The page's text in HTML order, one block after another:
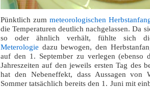
Pünktlich zum meteorologischen
die Temperaturen deutlich nachgelassen. Da
so oder ähnlich verhält, fühlte sich
Meterologie dazu bewogen, den
auf den 1. September zu verlegen (ebenso
Jahreszeiten auf den jeweils ersten Tag des
hat den Nebeneffekt, dass Aussagen von
Sommer tatsächlich bereits den 1. Juni mit